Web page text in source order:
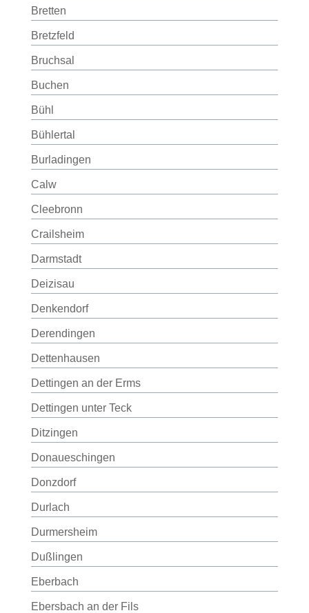
Bretten
Bretzfeld
Bruchsal
Buchen
Bühl
Bühlertal
Burladingen
Calw
Cleebronn
Crailsheim
Darmstadt
Deizisau
Denkendorf
Derendingen
Dettenhausen
Dettingen an der Erms
Dettingen unter Teck
Ditzingen
Donaueschingen
Donzdorf
Durlach
Durmersheim
Dußlingen
Eberbach
Ebersbach an der Fils